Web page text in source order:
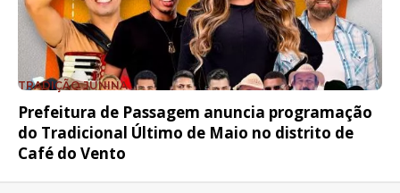
TRADIÇÃO JUNINA
Prefeitura de Passagem anuncia programação
do Tradicional Último de Maio no distrito de
Café do Vento